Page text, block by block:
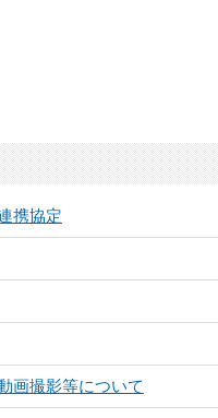
携協定
画撮影等について